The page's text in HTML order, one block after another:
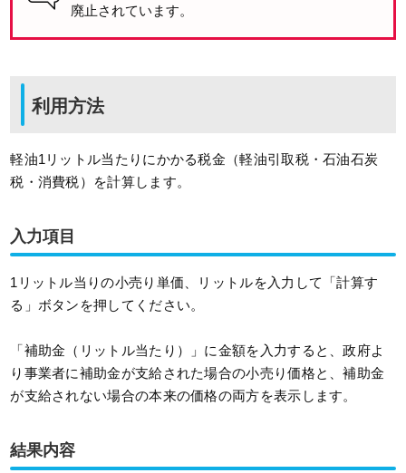
廃止されています。
利用方法
軽油1リットル当たりにかかる税金（軽油引取税・石油石炭
税・消費税）を計算します。
入力項目
1リットル当りの小売り単価、リットルを入力して「計算す
る」ボタンを押してください。
「補助金（リットル当たり）」に金額を入力すると、政府よ
り事業者に補助金が支給された場合の小売り価格と、補助金
が支給されない場合の本来の価格の両方を表示します。
結果内容